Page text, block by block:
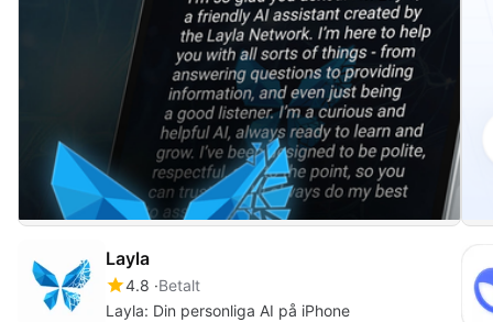
Layla
4.8 Betalt
Layla: Din personliga AI på iPhone